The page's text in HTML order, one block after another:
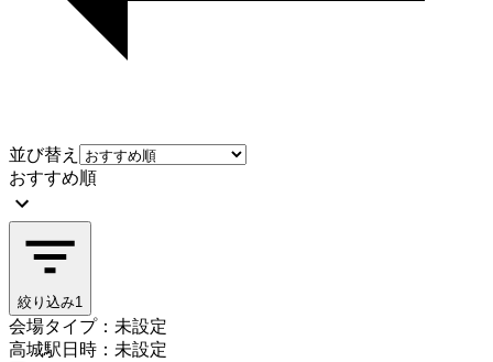
並び替え
おすすめ順
絞り込み1
会場タイプ：未設定
高城駅日時：未設定